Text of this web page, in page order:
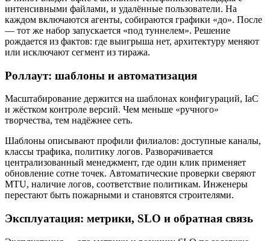
интенсивными файлами, и удалённые пользователи. На
каждом включаются агенты, собираются графики «до». После
— тот же набор запускается «под туннелем». Решение
рождается из фактов: где выигрыша нет, архитектуру меняют
или исключают сегмент из тиража.
Роллаут: шаблоны и автоматизация
Масштабирование держится на шаблонах конфигураций, IaC
и жёстком контроле версий. Чем меньше «ручного»
творчества, тем надёжнее сеть.
Шаблоны описывают профили филиалов: доступные каналы,
классы трафика, политику логов. Разворачивается
централизованный менеджмент, где один клик применяет
обновление сотне точек. Автоматические проверки сверяют
MTU, наличие логов, соответствие политикам. Инженеры
перестают быть пожарными и становятся строителями.
Эксплуатация: метрики, SLO и обратная связь